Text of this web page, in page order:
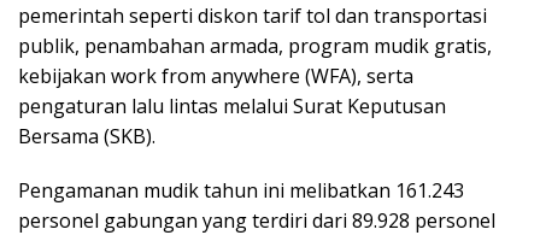
pemerintah seperti diskon tarif tol dan transportasi
publik, penambahan armada, program mudik gratis,
kebijakan work from anywhere (WFA), serta
pengaturan lalu lintas melalui Surat Keputusan
Bersama (SKB).
Pengamanan mudik tahun ini melibatkan 161.243
personel gabungan yang terdiri dari 89.928 personel